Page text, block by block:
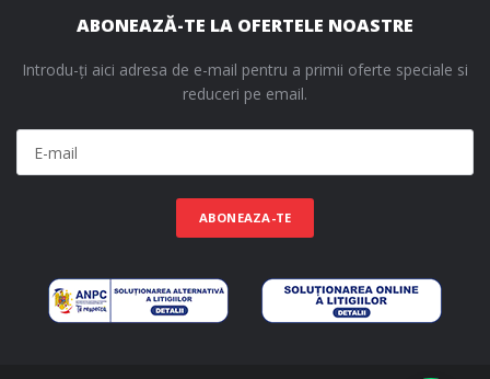
ABONEAZĂ-TE LA OFERTELE NOASTRE
Introdu-ți aici adresa de e-mail pentru a primii oferte speciale si
reduceri pe email.
ABONEAZA-TE